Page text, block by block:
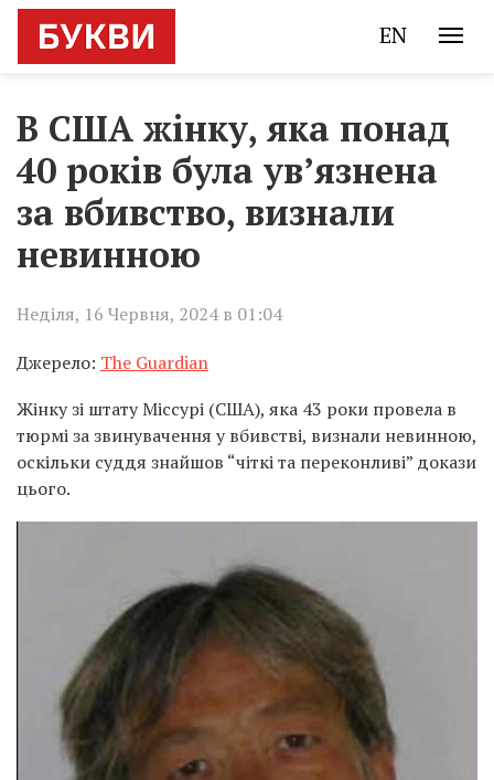
EN
В США жінку, яка понад
40 років була ув’язнена
за вбивство, визнали
невинною
Неділя, 16 Червня, 2024 в 01:04
Джерело: The Guardian
Жінку зі штату Міссурі (США), яка 43 роки провела в
тюрмі за звинувачення у вбивстві, визнали невинною,
оскільки суддя знайшов “чіткі та переконливі” докази
цього.